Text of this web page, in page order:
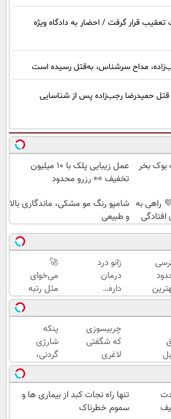
قرار گرفت / احضار به دادگاه ویژه
مداح سرشناس، به‌قتل رسیده است
حمیدرضا رجب‌زاده پس از شناسایی
بوک بخر
عمل زیبایی پلک با 10 میلیون
تخفیف 👀 رزرو محدود
1 جلسه 💜 راهی به شامپو رنگ مو مشکی، ماندگاری بالا
و طبیعی
زانو درد
درمان
داره…
چرا
هنوز
داری
بهش
ظلم
می‌کنی؟
🚀
می‌خوای
مثل رتبه
برترا
بدرخشی؟
جمع‌بندی
تابستون
رایگان
ماز 📚
چربیسوزی
که شگفتی
لاغری
آسان را
رقم زد!
پنکه
شارژی
گردنی،
با
قیمت
باور
تنها راه نجات کبد از بیماری ها و
سموم خطرناک